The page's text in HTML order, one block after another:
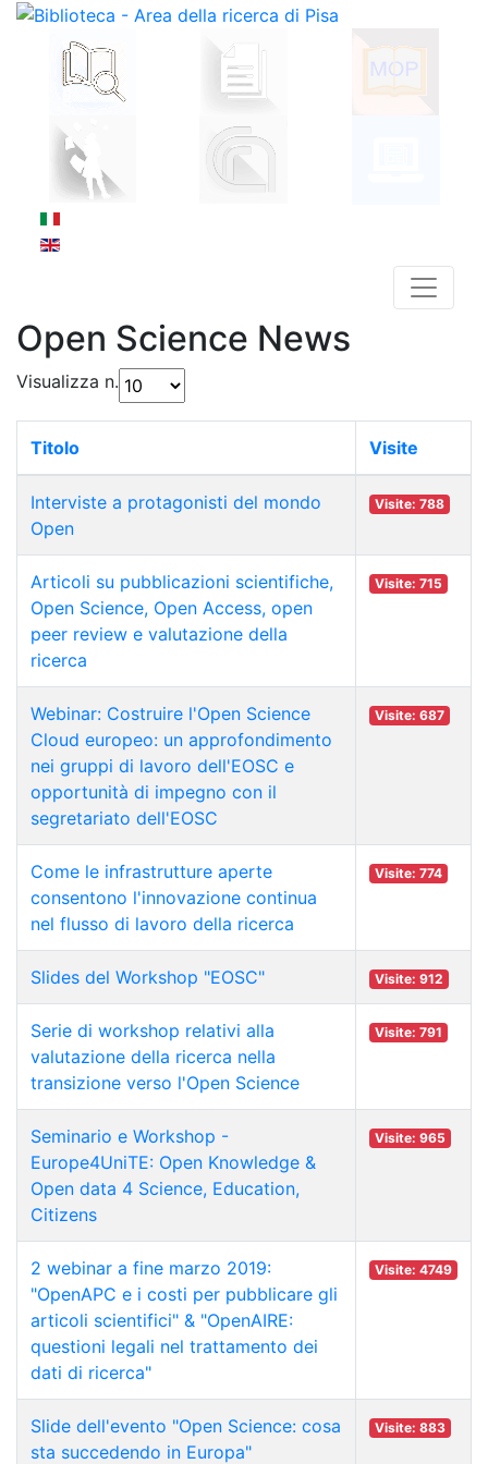
Open Science News
Visualizza n.
Titolo Visite
Interviste a protagonisti del mondo
Open
Visite: 788
Articoli su pubblicazioni scientifiche,
Open Science, Open Access, open
peer review e valutazione della
ricerca
Visite: 715
Webinar: Costruire l'Open Science
Cloud europeo: un approfondimento
nei gruppi di lavoro dell'EOSC e
opportunità di impegno con il
segretariato dell'EOSC
Visite: 687
Come le infrastrutture aperte
consentono l'innovazione continua
nel flusso di lavoro della ricerca
Visite: 774
Slides del Workshop "EOSC" Visite: 912
Serie di workshop relativi alla
valutazione della ricerca nella
transizione verso l'Open Science
Visite: 791
Seminario e Workshop -
Europe4UniTE: Open Knowledge &
Open data 4 Science, Education,
Citizens
Visite: 965
2 webinar a fine marzo 2019:
"OpenAPC e i costi per pubblicare gli
articoli scientifici" & "OpenAIRE:
questioni legali nel trattamento dei
dati di ricerca"
Visite: 4749
Slide dell'evento "Open Science: cosa
sta succedendo in Europa"
Visite: 883